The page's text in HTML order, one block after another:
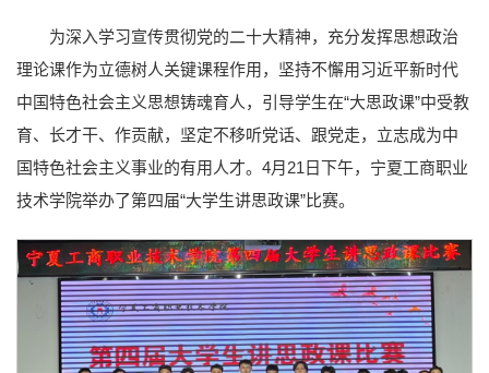
为深入学习宣传贯彻党的二十大精神，充分发挥思想政治
理论课作为立德树人关键课程作用，坚持不懈用习近平新时代
中国特色社会主义思想铸魂育人，引导学生在“大思政课”中受教
育、长才干、作贡献，坚定不移听党话、跟党走，立志成为中
国特色社会主义事业的有用人才。4月21日下午，宁夏工商职业
技术学院举办了第四届“大学生讲思政课”比赛。